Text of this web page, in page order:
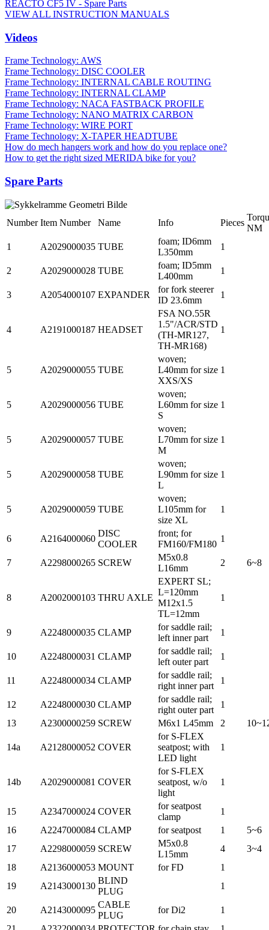
REACTO CF5 IV - Spare Parts
VIEW ALL INSTRUCTION MANUALS
Videos
Frame Technology: AWS
Frame Technology: DISC COOLER
Frame Technology: INTERNAL CABLE ROUTING
Frame Technology: INTERNAL CLAMP
Frame Technology: NACA FASTBACK PROFILE
Frame Technology: NANO MATRIX CARBON
Frame Technology: WIRE PORT
Frame Technology: X-TAPER HEADTUBE
How do mech hangers work and how do you replace one?
How to get the right sized MERIDA bike for you?
Spare Parts
Number Item Number Name Info Pieces
NM
1
A2029000035 TUBE
foam; ID6mm
L350mm
1
2 A2029000028 TUBE
foam; ID5mm
L400mm
1
3 A2054000107 EXPANDER
for fork steerer
ID 23.6mm
1
4 A2191000187 HEADSET
FSA NO.55R
1.5"/ACR/STD
(TH-MR127,
TH-MR168)
1
5 A2029000055 TUBE
woven;
L40mm for size
XXS/XS
1
5 A2029000056 TUBE
woven;
L60mm for size
S
1
5 A2029000057 TUBE
woven;
L70mm for size
M
1
5 A2029000058 TUBE
woven;
L90mm for size
L
1
5 A2029000059 TUBE
woven;
L105mm for
size XL
1
6 A2164000060
DISC
COOLER
front; for
FM160/FM180
1
7 A2298000265 SCREW
M5x0.8
L16mm
2 6~8
8 A2002000103 THRU AXLE
EXPERT SL;
L=120mm
M12x1.5
TL=12mm
1
9 A2248000035 CLAMP
for saddle rail;
left inner part
1
10 A2248000031 CLAMP
for saddle rail;
left outer part
1
11 A2248000034 CLAMP
for saddle rail;
right inner part
1
12 A2248000030 CLAMP
for saddle rail;
right outer part
1
13
A2300000259 SCREW M6x1 L45mm 2
14a A2128000052 COVER
for S-FLEX
seatpost; with
LED light
1
14b A2029000081 COVER
for S-FLEX
seatpost, w/o
light
1
15 A2347000024 COVER
for seatpost
clamp
1
16
A2247000084 CLAMP for seatpost 1
5~6
17
A2298000059 SCREW
M5x0.8
L15mm
4
3~4
18
A2136000053 MOUNT for FD
1
19
A2143000130
BLIND
PLUG
1
20 A2143000095
CABLE
PLUG
for Di2
1